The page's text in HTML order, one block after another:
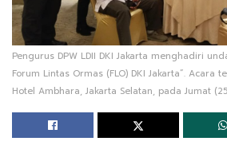
Pengurus DPW LDII DKI Jakarta menghadiri
Forum Lintas Ormas (FLO) DKI Jakarta”. Acara
Hotel Ambhara, Jakarta Selatan, pada Jumat